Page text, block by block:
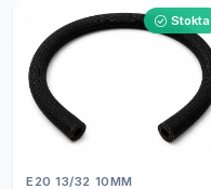
Stokta
E20 13/32 10MM